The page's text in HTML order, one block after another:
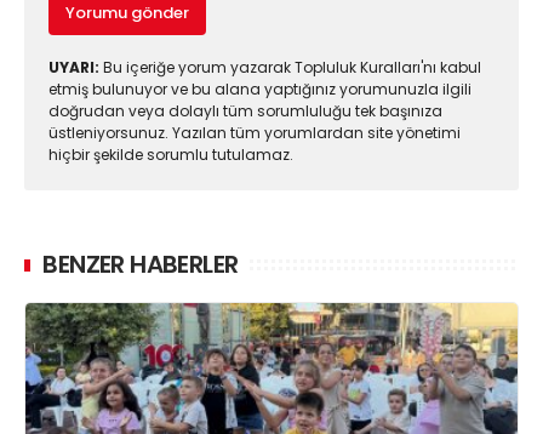
Yorumu gönder
UYARI: Bu içeriğe yorum yazarak Topluluk Kuralları'nı kabul
etmiş bulunuyor ve bu alana yaptığınız yorumunuzla ilgili
doğrudan veya dolaylı tüm sorumluluğu tek başınıza
üstleniyorsunuz. Yazılan tüm yorumlardan site yönetimi
hiçbir şekilde sorumlu tutulamaz.
BENZER HABERLER